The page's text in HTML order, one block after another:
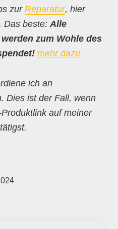
zurReparatur, hier
Das beste: Alle
zum Wohle des
mehr dazu
ich an
Dies ist der Fall, wenn
auf meiner